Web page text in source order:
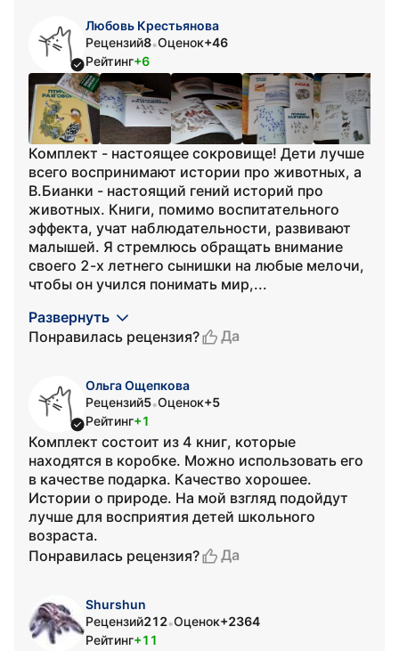
Любовь Крестьянова
Рецензий8•Оценок+46
Рейтинг+6
Комплект - настоящее сокровище! Дети лучше
всего воспринимают истории про животных, а
В.Бианки - настоящий гений историй про
животных. Книги, помимо воспитательного
эффекта, учат наблюдательности, развивают
малышей. Я стремлюсь обращать внимание
своего 2-х летнего сынишки на любые мелочи,
чтобы он учился понимать мир,...
Развернуть
Понравилась рецензия?
Да
Ольга Ощепкова
Рецензий5•Оценок+5
Рейтинг+1
Комплект состоит из 4 книг, которые
находятся в коробке. Можно использовать его
в качестве подарка. Качество хорошее.
Истории о природе. На мой взгляд подойдут
лучше для восприятия детей школьного
возраста.
Понравилась рецензия?
Да
Shurshun
Рецензий212•Оценок+2364
Рейтинг+11